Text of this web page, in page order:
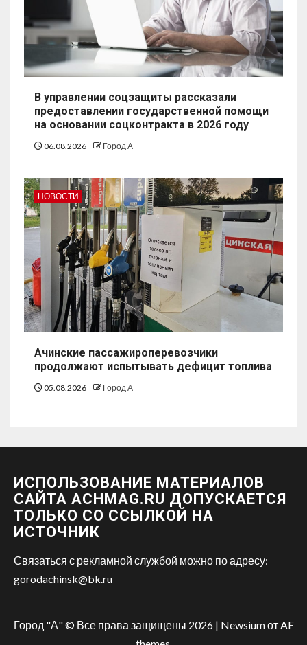
В управлении соцзащиты рассказали
предоставлении государственной помощи
на основании соцконтракта в 2026 году
06.08.2026 Город А
НОВОСТИ
Ачинские пассажироперевозчики
продолжают испытывать дефицит топлива
05.08.2026 Город А
ИСПОЛЬЗОВАНИЕ МАТЕРИАЛОВ
САЙТА ACHMAG.RU ДОПУСКАЕТСЯ
ТОЛЬКО СО ССЫЛКОЙ НА
ИСТОЧНИК
Связаться с рекламной службой можно по адресу:
gorodachinsk@bk.ru
Город "А" © Все права защищены 2026 | Newsiumот AF